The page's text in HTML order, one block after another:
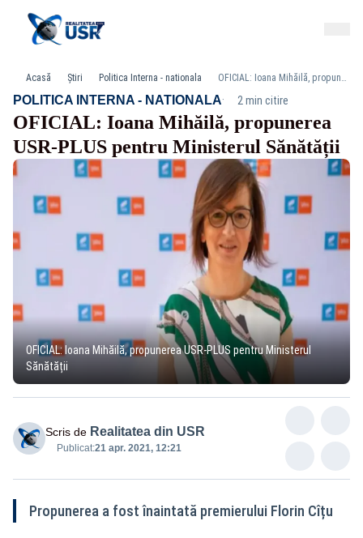
Acasă Știri Politica Interna - nationala OFICIAL: Ioana Mihăilă, propunerea USR-PLUS pentru Ministerul Sănătății
POLITICA INTERNA - NATIONALA· 2 min citire
OFICIAL: Ioana Mihăilă, propunerea
USR-PLUS pentru Ministerul Sănătății
OFICIAL: Ioana Mihăilă, propunerea USR-PLUS pentru Ministerul
Sănătății
Scris de Realitatea din USR
Publicat:21 apr. 2021, 12:21
Propunerea a fost înaintată premierului Florin Cîțu